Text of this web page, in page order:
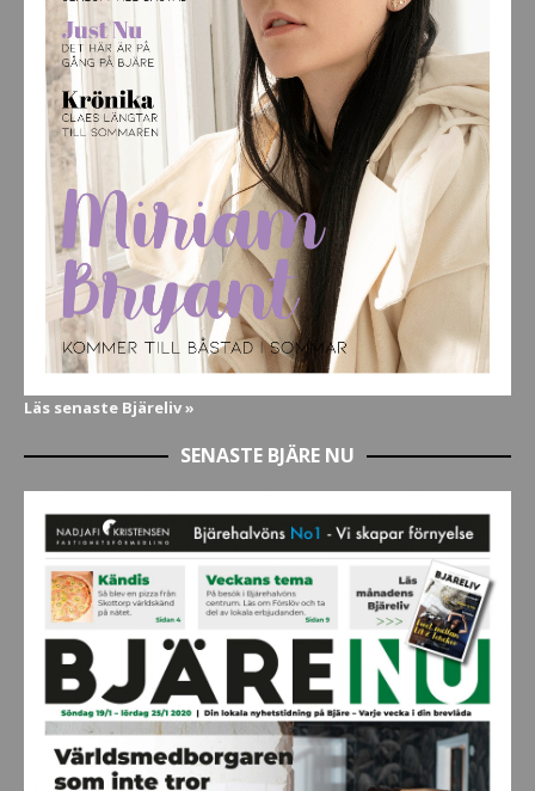
Läs senaste Bjäreliv »
SENASTE BJÄRE NU